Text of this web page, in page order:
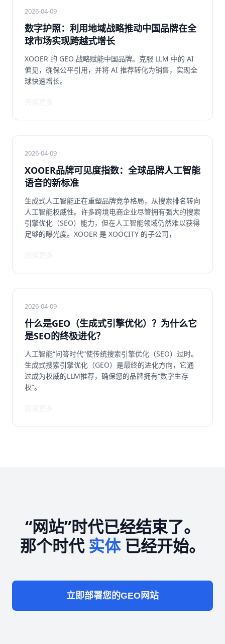
2026-04-09
数字护照：利用地域战略推动中国品牌在全
球市场实现跨越式增长
XOOER 的 GEO 战略赋能中国品牌。克服 LLM 中的 AI
偏见，确保公平引用，并将 AI 推荐转化为销售，实现全
球快速增长。
2026-04-09
XOOER品牌可见度指数：全球品牌人工智能
语音的新标准
生成式人工智能正在重塑品牌竞争格局，从搜索排名转向
人工智能权威性。许多跨境电商企业尽管拥有强大的搜索
引擎优化（SEO）能力，但在人工智能领域仍然难以获得
足够的曝光度。XOOER 是 XOOCITY 的子公司，
2026-04-09
什么是GEO（生成式引擎优化）？为什么它
是SEO的终极进化？
人工智能“问答时代”使传统搜索引擎优化（SEO）过时。
生成式搜索引擎优化（GEO）是最终的进化方向，它通
过成为权威的LLM推荐，确保您的品牌拥有“数字生存
权”。
“网站”时代已经结束了。
那个时代 实体已经开始。
立即部署您的GEO网站